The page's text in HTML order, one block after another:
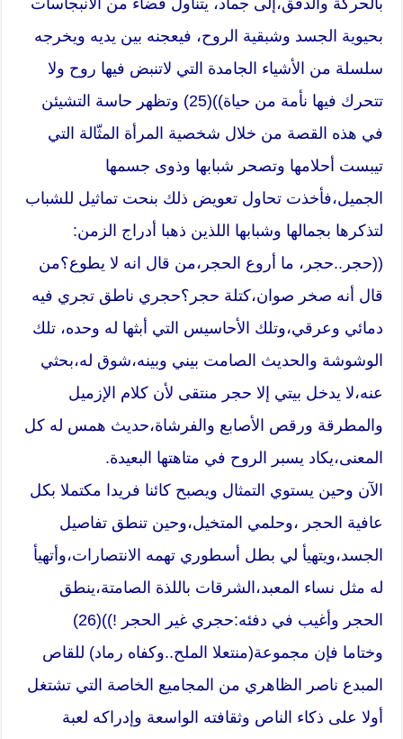
بحيوية الجسد وشبقية الروح، فيعجنه بين يديه ويخرجه
سلسلة من الأشياء الجامدة التي لاتنبض فيها روح ولا
تتحرك فيها نأمة من حياة))(25) وتظهر حاسة التشيئن
في هذه القصة من خلال شخصية المرأة المثّالة التي
تيبست أحلامها وتصحر شبابها وذوى جسمها
الجميل،فأخذت تحاول تعويض ذلك بنحت تماثيل للشباب
لتذكرها بجمالها وشبابها اللذين ذهبا أدراج الزمن:
((حجر..حجر، ما أروع الحجر،من قال انه لا يطوع؟من
قال أنه صخر صوان،كتلة حجر؟حجري ناطق تجري فيه
دمائي وعرقي،وتلك الأحاسيس التي أبثها له وحده، تلك
الوشوشة والحديث الصامت بيني وبينه،شوق له،بحثي
عنه،لا يدخل بيتي إلا حجر منتقى لأن كلام الإزميل
والمطرقة ورقص الأصابع والفرشاة،حديث همس له كل
المعنى،يكاد يسبر الروح في متاهتها البعيدة.
الآن وحين يستوي التمثال ويصبح كائنا فريدا مكتملا بكل
عافية الحجر ،وحلمي المتخيل،وحين تنطق تفاصيل
الجسد،ويتهيأ لي بطل أسطوري تهمه الانتصارات،وأتهيأ
له مثل نساء المعبد،الشرقات باللذة الصامتة،ينطق
الحجر وأغيب في دفئه:حجري غير الحجر !))(26)
وختاما فإن مجموعة(منتعلا الملح..وكفاه رماد) للقاص
المبدع ناصر الظاهري من المجاميع الخاصة التي تشتغل
أولا على ذكاء الناص وثقافته الواسعة وإدراكه لعبة